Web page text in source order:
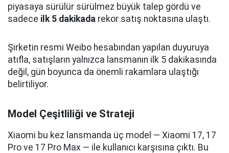
piyasaya sürülür sürülmez büyük talep gördü ve
sadece ilk 5 dakikada rekor satış noktasına ulaştı.
Şirketin resmi Weibo hesabından yapılan duyuruya
atıfla, satışların yalnızca lansmanın ilk 5 dakikasında
değil, gün boyunca da önemli rakamlara ulaştığı
belirtiliyor.
Model Çeşitliliği ve Strateji
Xiaomi bu kez lansmanda üç model — Xiaomi 17, 17
Pro ve 17 Pro Max — ile kullanıcı karşısına çıktı. Bu